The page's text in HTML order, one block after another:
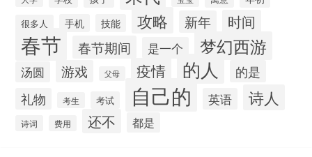
很多人 手机 技能 攻略 新年 时间
春节 春节期间 是一个 梦幻西游
汤圆 游戏 父母 疫情 的人 的是
礼物 考生 考试 自己的 英语 诗人
诗词 费用 还不 都是